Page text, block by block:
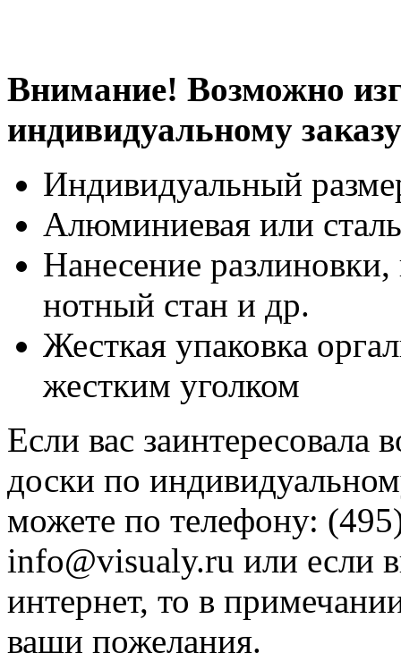
Внимание! Возможно
индивидуальному заказу
Индивидуальный
Алюминиевая или
Нанесение
нотный стан и др.
Жесткая упаковка
жестким уголком
Если вас заинтересовала
доски по
можете по телефону:
info@visualy.ru или если
интернет, то в
ваши пожелания.